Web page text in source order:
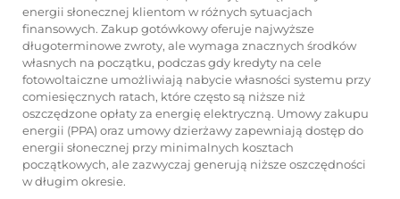
energii słonecznej klientom w różnych sytuacjach
finansowych. Zakup gotówkowy oferuje najwyższe
długoterminowe zwroty, ale wymaga znacznych środków
własnych na początku, podczas gdy kredyty na cele
fotowoltaiczne umożliwiają nabycie własności systemu przy
comiesięcznych ratach, które często są niższe niż
oszczędzone opłaty za energię elektryczną. Umowy zakupu
energii (PPA) oraz umowy dzierżawy zapewniają dostęp do
energii słonecznej przy minimalnych kosztach
początkowych, ale zazwyczaj generują niższe oszczędności
w długim okresie.